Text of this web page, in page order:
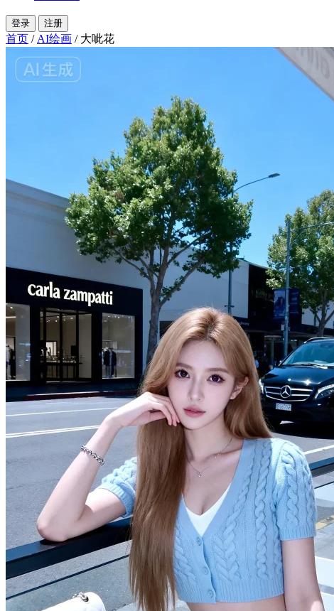
登录 注册
首页 / AI绘画 / 大呲花